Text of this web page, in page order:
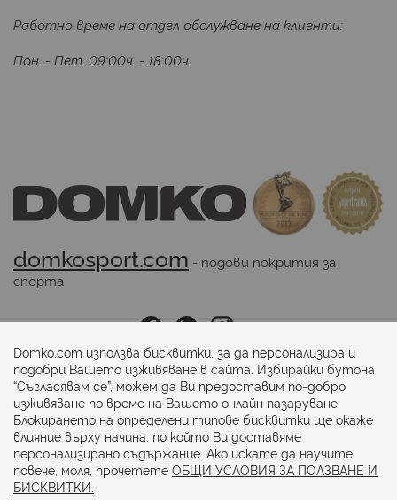
Работно време на отдел обслужване на клиенти:
Пон. - Пет. 09:00ч. - 18:00ч.
domkosport.com - подови покрития за
спорта
Последвайте ни:
Начини на плащане:
Domko.com използва бисквитки, за да персонализира и
подобри Вашето изживяване в сайта. Избирайки бутона
“Съгласявам се”, можем да Ви предоставим по-добро
изживяване по време на Вашето онлайн пазаруване.
Блокирането на определени типове бисквитки ще окаже
влияние върху начина, по който Ви доставяме
персонализирано съдържание. Ако искате да научите
повече, моля, прочетете ОБЩИ УСЛОВИЯ ЗА ПОЛЗВАНЕ И
БИСКВИТКИ.